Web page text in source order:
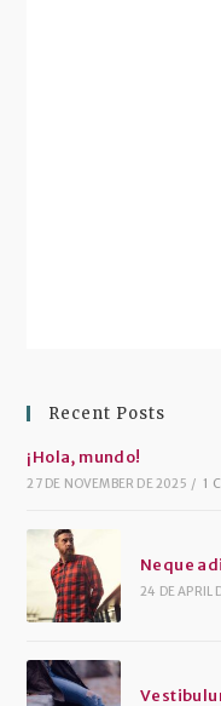
Recent Posts
¡Hola, mundo!
27 DE NOVEMBER DE 2025 / 1
Neque
24 DE APRIL